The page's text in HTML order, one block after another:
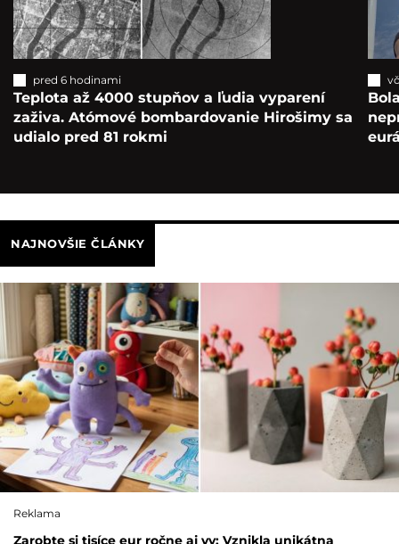
pred 6 hodinami
Teplota až 4000 stupňov a ľudia vyparení
zaživa. Atómové bombardovanie Hirošimy sa
udialo pred 81 rokmi
NAJNOVŠIE ČLÁNKY
Reklama
Zarobte si tisíce eur ročne aj vy: Vznikla unikátna